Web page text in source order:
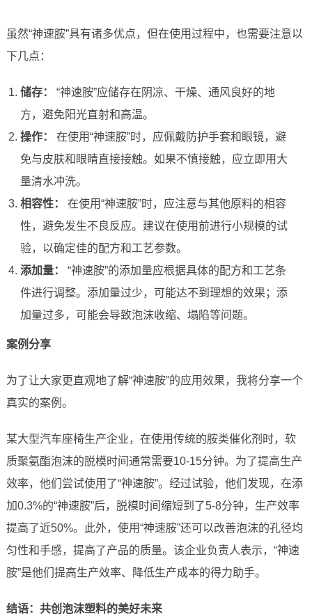
虽然“神速胺”具有诸多优点，但在使用过程中，也需要注意以
下几点：
储存：
“神速胺”应储存在阴凉、干燥、通风良好的地
方，避免阳光直射和高温。
操作：
在使用“神速胺”时，应佩戴防护手套和眼镜，避
免与皮肤和眼睛直接接触。如果不慎接触，应立即用大
量清水冲洗。
相容性：
在使用“神速胺”时，应注意与其他原料的相容
性，避免发生不良反应。建议在使用前进行小规模的试
验，以确定佳的配方和工艺参数。
添加量：
“神速胺”的添加量应根据具体的配方和工艺条
件进行调整。添加量过少，可能达不到理想的效果；添
加量过多，可能会导致泡沫收缩、塌陷等问题。
案例分享
为了让大家更直观地了解“神速胺”的应用效果，我将分享一个
真实的案例。
某大型汽车座椅生产企业，在使用传统的胺类催化剂时，软
质聚氨酯泡沫的脱模时间通常需要10-15分钟。为了提高生产
效率，他们尝试使用了“神速胺”。经过试验，他们发现，在添
加0.3%的“神速胺”后，脱模时间缩短到了5-8分钟，生产效率
提高了近50%。此外，使用“神速胺”还可以改善泡沫的孔径均
匀性和手感，提高了产品的质量。该企业负责人表示，“神速
胺”是他们提高生产效率、降低生产成本的得力助手。
结语：共创泡沫塑料的美好未来